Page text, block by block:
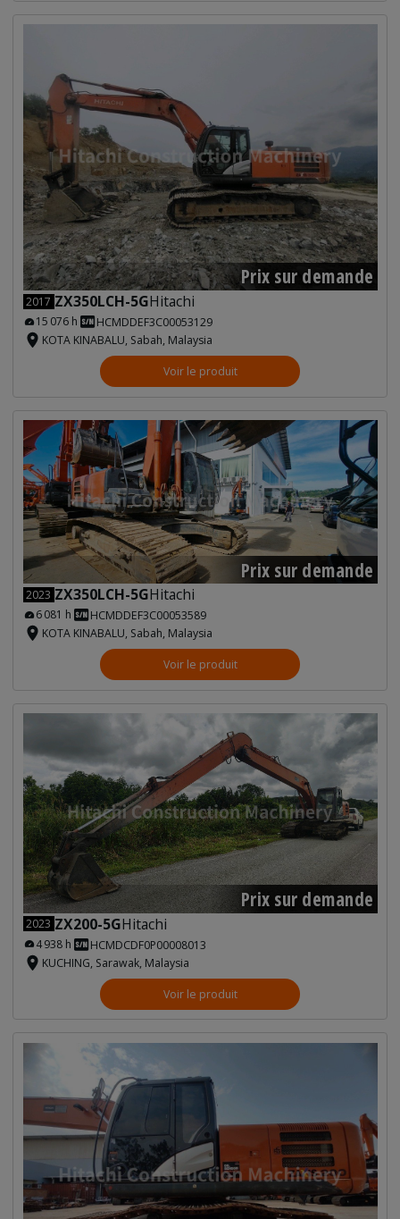
Prix sur demande
2017 ZX350LCH-5GHitachi
15 076 h
HCMDDEF3C00053129
KOTA KINABALU, Sabah, Malaysia
Voir le produit
Prix sur demande
2023 ZX350LCH-5GHitachi
6 081 h
HCMDDEF3C00053589
KOTA KINABALU, Sabah, Malaysia
Voir le produit
Prix sur demande
2023 ZX200-5GHitachi
4 938 h
HCMDCDF0P00008013
KUCHING, Sarawak, Malaysia
Voir le produit